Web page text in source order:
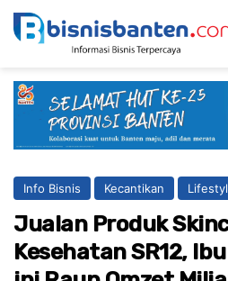
Info Bisnis Kecantikan
Jualan Produk
Kesehatan SR12,